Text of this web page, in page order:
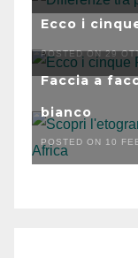
Ecco i
POSTED ON 29
Faccia a
bianco
POSTED ON 10